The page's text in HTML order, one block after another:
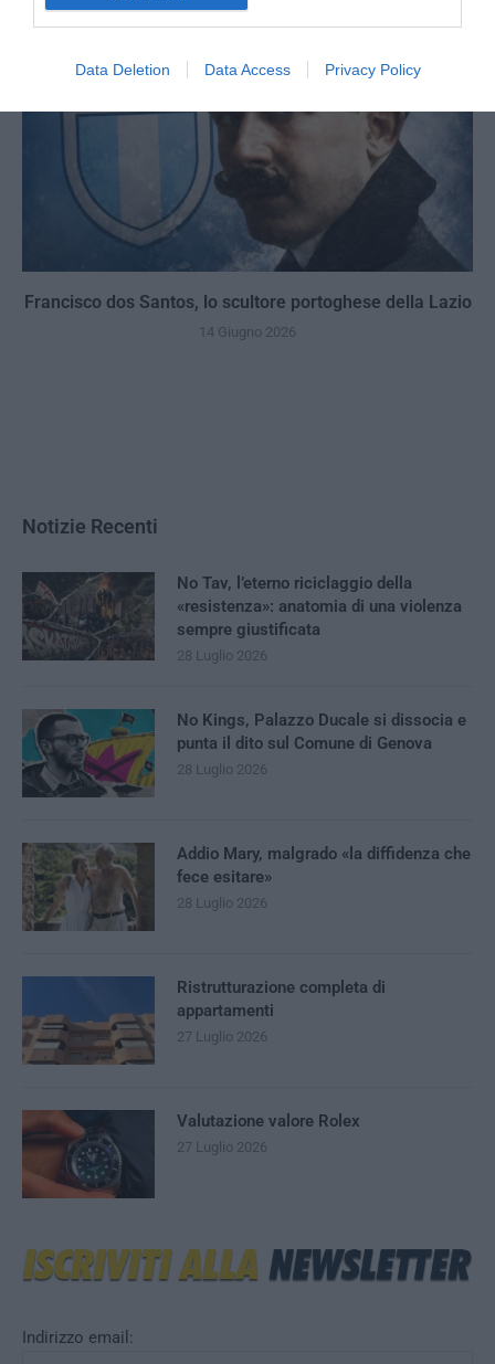
Data Deletion Data Access Privacy Policy
Francisco dos Santos, lo scultore portoghese della Lazio
14 Giugno 2026
Indirizzo email:
Notizie Recenti
No Tav, l’eterno riciclaggio della
«resistenza»: anatomia di una violenza
sempre giustificata
28 Luglio 2026
No Kings, Palazzo Ducale si dissocia e
punta il dito sul Comune di Genova
28 Luglio 2026
Addio Mary, malgrado «la diffidenza che
fece esitare»
28 Luglio 2026
Ristrutturazione completa di
appartamenti
27 Luglio 2026
Valutazione valore Rolex
27 Luglio 2026